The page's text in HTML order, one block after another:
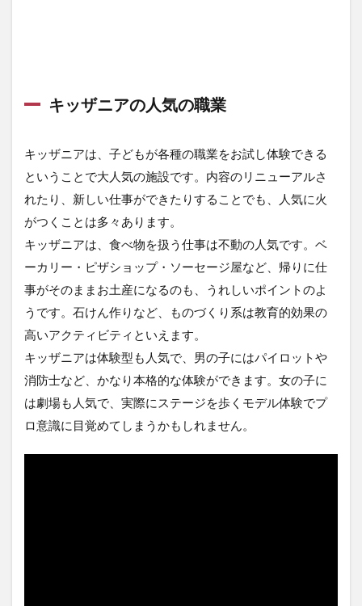
キッザニアの人気の職業
キッザニアは、子どもが各種の職業をお試し体験できる
ということで大人気の施設です。内容のリニューアルさ
れたり、新しい仕事ができたりすることでも、人気に火
がつくことは多々あります。
キッザニアは、食べ物を扱う仕事は不動の人気です。ベ
ーカリー・ピザショップ・ソーセージ屋など、帰りに仕
事がそのままお土産になるのも、うれしいポイントのよ
うです。石けん作りなど、ものづくり系は教育的効果の
高いアクティビティといえます。
キッザニアは体験型も人気で、男の子にはパイロットや
消防士など、かなり本格的な体験ができます。女の子に
は劇場も人気で、実際にステージを歩くモデル体験でプ
ロ意識に目覚めてしまうかもしれません。